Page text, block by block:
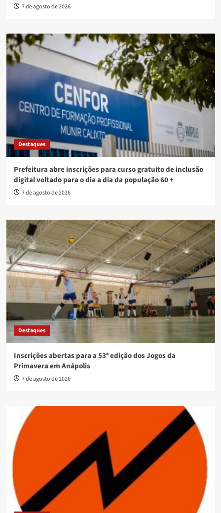
7 de agosto de 2026
Destaques
Prefeitura abre inscrições para curso gratuito de inclusão
digital voltado para o dia a dia da população 60 +
7 de agosto de 2026
Destaques
Inscrições abertas para a 53ª edição dos Jogos da
Primavera em Anápolis
7 de agosto de 2026